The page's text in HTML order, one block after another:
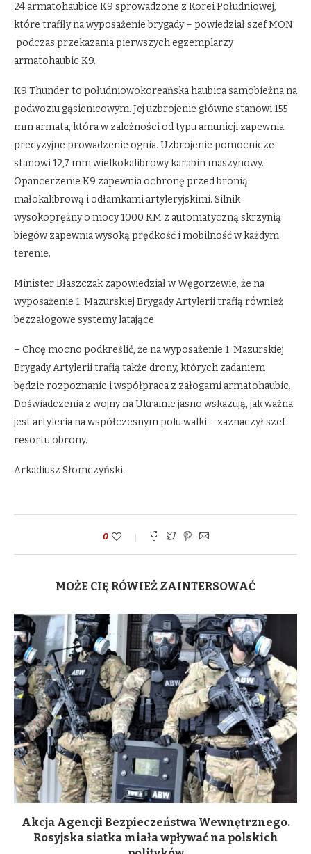
24 armatohaubice K9 sprowadzone z Korei Południowej,
które trafiły na wyposażenie brygady – powiedział szef MON
podczas przekazania pierwszych egzemplarzy
armatohaubic K9.
K9 Thunder to południowokoreańska haubica samobieżna na
podwoziu gąsienicowym. Jej uzbrojenie główne stanowi 155
mm armata, która w zależności od typu amunicji zapewnia
precyzyjne prowadzenie ognia. Uzbrojenie pomocnicze
stanowi 12,7 mm wielkokalibrowy karabin maszynowy.
Opancerzenie K9 zapewnia ochronę przed bronią
małokalibrową i odłamkami artyleryjskimi. Silnik
wysokoprężny o mocy 1000 KM z automatyczną skrzynią
biegów zapewnia wysoką prędkość i mobilność w każdym
terenie.
Minister Błaszczak zapowiedział w Węgorzewie, że na
wyposażenie 1. Mazurskiej Brygady Artylerii trafią również
bezzałogowe systemy latające.
– Chcę mocno podkreślić, że na wyposażenie 1. Mazurskiej
Brygady Artylerii trafią także drony, których zadaniem
będzie rozpoznanie i współpraca z załogami armatohaubic.
Doświadczenia z wojny na Ukrainie jasno wskazują, jak ważna
jest artyleria na współczesnym polu walki – zaznaczył szef
resortu obrony.
Arkadiusz Słomczyński
0
MOŻE CIĘ RÓWIEŻ ZAINTERSOWAĆ
Akcja Agencji Bezpieczeństwa Wewnętrznego.
Rosyjska siatka miała wpływać na polskich